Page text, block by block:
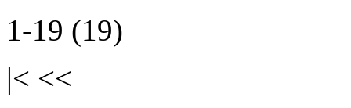
1-19 (19)
|< <<